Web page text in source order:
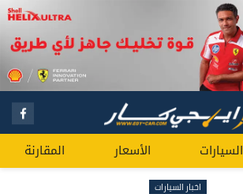
السيارات الأسعار المقارنة
اخبار السيارات